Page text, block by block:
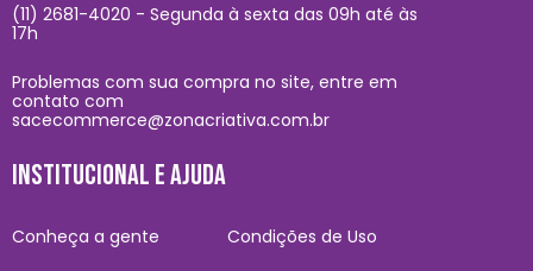
(11) 2681-4020 - Segunda à sexta das 09h até às
17h
Problemas com sua compra no site, entre em
contato com
sacecommerce@zonacriativa.com.br
INSTITUCIONAL E AJUDA
Conheça a gente Condições de Uso